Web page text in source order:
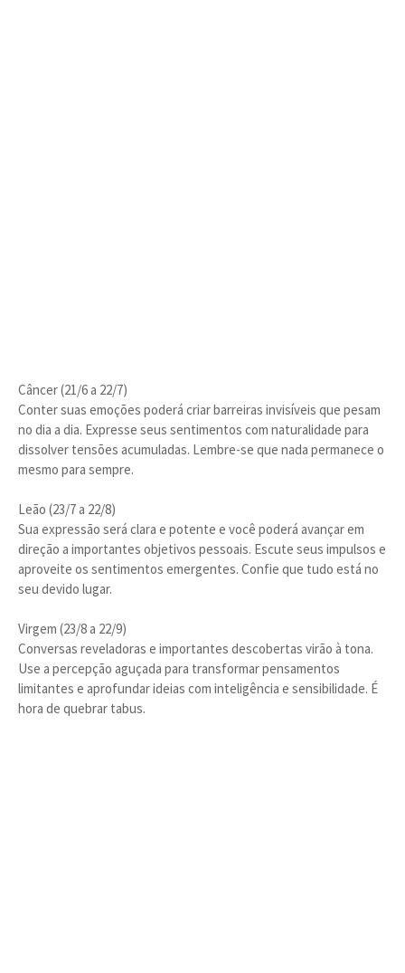
Câncer (21/6 a 22/7)
Conter suas emoções poderá criar barreiras invisíveis que pesam
no dia a dia. Expresse seus sentimentos com naturalidade para
dissolver tensões acumuladas. Lembre-se que nada permanece o
mesmo para sempre.
Leão (23/7 a 22/8)
Sua expressão será clara e potente e você poderá avançar em
direção a importantes objetivos pessoais. Escute seus impulsos e
aproveite os sentimentos emergentes. Confie que tudo está no
seu devido lugar.
Virgem (23/8 a 22/9)
Conversas reveladoras e importantes descobertas virão à tona.
Use a percepção aguçada para transformar pensamentos
limitantes e aprofundar ideias com inteligência e sensibilidade. É
hora de quebrar tabus.